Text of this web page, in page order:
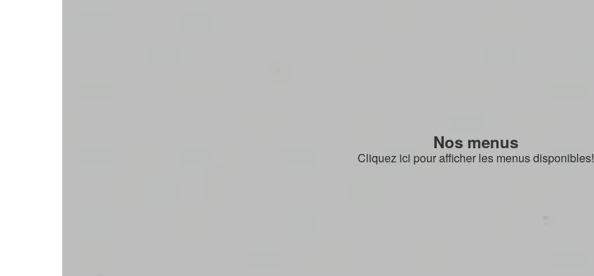
Nos menus
Cliquez ici pour afficher les menus disponibles!